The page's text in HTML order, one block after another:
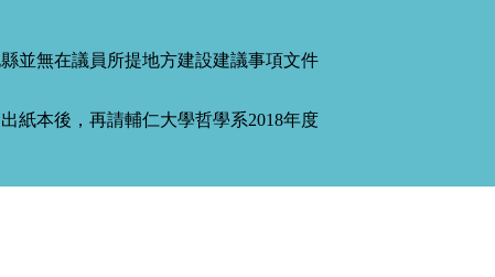
並無在議員所提地方建設建議事項文件
紙本後，再請輔仁大學哲學系2018年度